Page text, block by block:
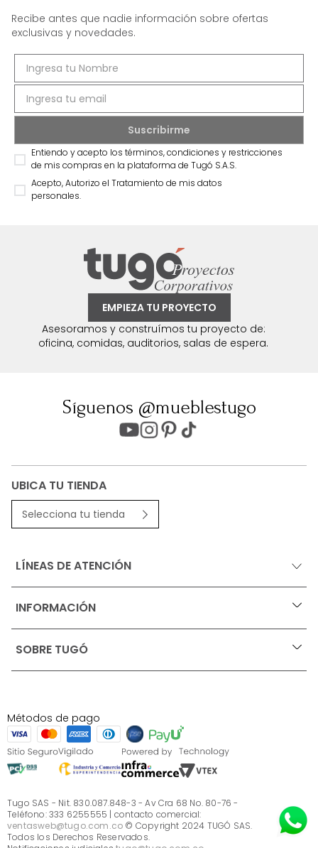
Recibe antes que nadie información sobre ofertas
exclusivas y novedades.
Entiendo y acepto los términos, condiciones y restricciones
de mis compras en la plataforma de Tugó S.A.S.
Acepto, Autorizo el Tratamiento de mis datos
personales.
EMPIEZA TU PROYECTO
Asesoramos y construímos tu proyecto de:
oficina, comidas, auditorios, salas de espera.
Síguenos @mueblestugo
UBICA TU TIENDA
Selecciona tu tienda
LÍNEAS DE ATENCIÓN
INFORMACIÓN +
Ofertas vigentes
Términos, condiciones y restricciones para productos
S.A.S
Términos, condiciones y restricciones Tugó S.A.S
Instructivo cuidado de muebles
Sé parte de Tugó
¿Quiénes somos?
Servicio al cliente
SOBRE TUGÓ +
¿Quieres vender en Tugó?
Métodos de pago
Tugo SAS - Nit. 830.087.848-3 - Av Cra 68 No. 80-76 -
Teléfono: 333 6255555 | contacto comercial:
ventasweb@tugo.com.co © Copyright 2024 TUGÓ SAS.
Todos los Derechos Reservados.